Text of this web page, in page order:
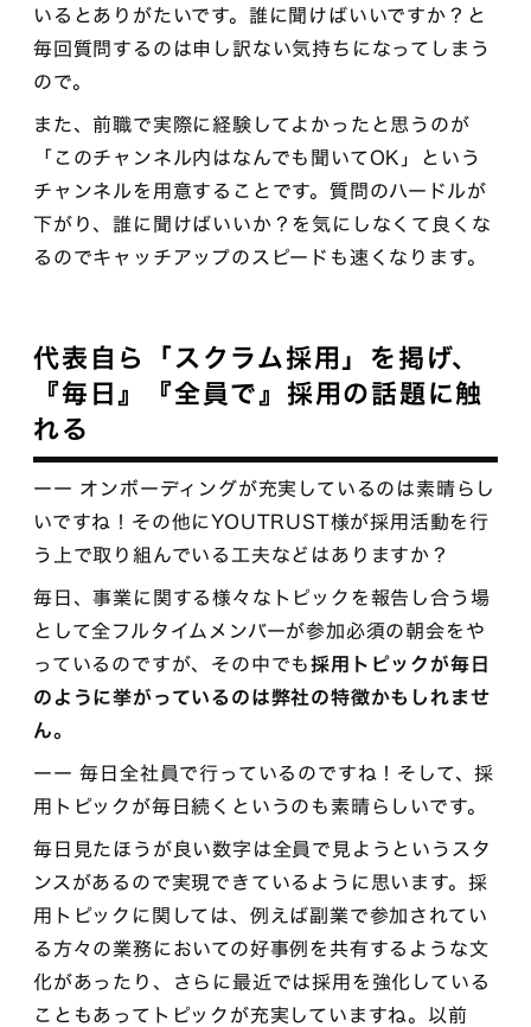
いるとありがたいです。誰に聞けばいいですか？と
毎回質問するのは申し訳ない気持ちになってしまう
ので。
また、前職で実際に経験してよかったと思うのが
「このチャンネル内はなんでも聞いてOK」という
チャンネルを用意することです。質問のハードルが
下がり、誰に聞けばいいか？を気にしなくて良くな
るのでキャッチアップのスピードも速くなります。
代表自ら「スクラム採用」を掲げ、
『毎日』『全員で』採用の話題に触
れる
ーー オンボーディングが充実しているのは素晴らし
いですね！その他にYOUTRUST様が採用活動を行
う上で取り組んでいる工夫などはありますか？
毎日、事業に関する様々なトピックを報告し合う場
として全フルタイムメンバーが参加必須の朝会をや
っているのですが、その中でも採用トピックが毎日
のように挙がっているのは弊社の特徴かもしれませ
ん。
ーー 毎日全社員で行っているのですね！そして、採
用トピックが毎日続くというのも素晴らしいです。
毎日見たほうが良い数字は全員で見ようというスタ
ンスがあるので実現できているように思います。採
用トピックに関しては、例えば副業で参加されてい
る方々の業務においての好事例を共有するような文
化があったり、さらに最近では採用を強化している
こともあってトピックが充実していますね。以前